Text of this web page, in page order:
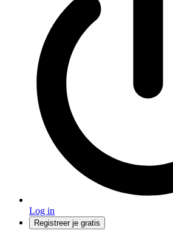
Log in
Registreer je gratis